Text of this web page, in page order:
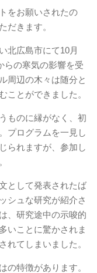
をお願いされたの
だきます。
北広島市にて10月
らの寒気の影響を受
周辺の木々は随分と
ことができました。
ものに縁がなく、初
プログラムを一見し
られますが、参加し
として発表されたば
シュな研究が紹介さ
、研究途中の示唆的
いことに驚かされま
れてしまいました。
の特徴があります。